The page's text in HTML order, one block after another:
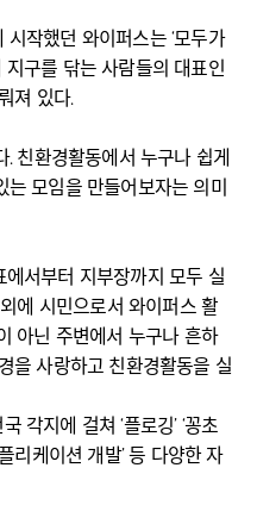
작했던 와이퍼스는 ‘모두가
지구를 닦는 사람들의 대표인
져 있다.
. 친환경활동에서 누구나 쉽게
모임을 만들어보자는 의미
서부터 지부장까지 모두 실
에 시민으로서 와이퍼스 활
아닌 주변에서 누구나 흔하
을 사랑하고 친환경활동을 실
각지에 걸쳐 ‘플로깅’ ‘꽁초
리케이션 개발’ 등 다양한 자